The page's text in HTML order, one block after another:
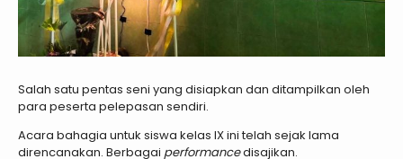
Salah satu pentas seni yang disiapkan dan ditampilkan oleh
para peserta pelepasan sendiri.
Acara bahagia untuk siswa kelas IX ini telah sejak lama
direncanakan. Berbagai performancedisajikan.